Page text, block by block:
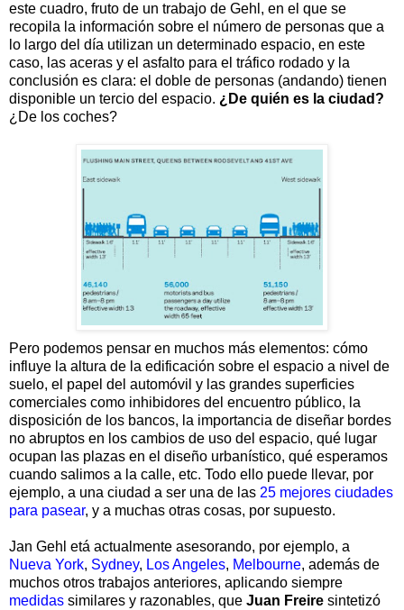
este cuadro, fruto de un trabajo de Gehl, en el que se
recopila la información sobre el número de personas que a
lo largo del día utilizan un determinado espacio, en este
caso, las aceras y el asfalto para el tráfico rodado y la
conclusión es clara: el doble de personas (andando) tienen
disponible un tercio del espacio. ¿De quién es la ciudad?
¿De los coches?
Pero podemos pensar en muchos más elementos: cómo
influye la altura de la edificación sobre el espacio a nivel de
suelo, el papel del automóvil y las grandes superficies
comerciales como inhibidores del encuentro público, la
disposición de los bancos, la importancia de diseñar bordes
no abruptos en los cambios de uso del espacio, qué lugar
ocupan las plazas en el diseño urbanístico, qué esperamos
cuando salimos a la calle, etc. Todo ello puede llevar, por
ejemplo, a una ciudad a ser una de las 25 mejores ciudades
para pasear, y a muchas otras cosas, por supuesto.
Jan Gehl etá actualmente asesorando, por ejemplo, a
Nueva York, Sydney, Los Angeles, Melbourne, además de
muchos otros trabajos anteriores, aplicando siempre
medidas similares y razonables, que Juan Freire sintetizó